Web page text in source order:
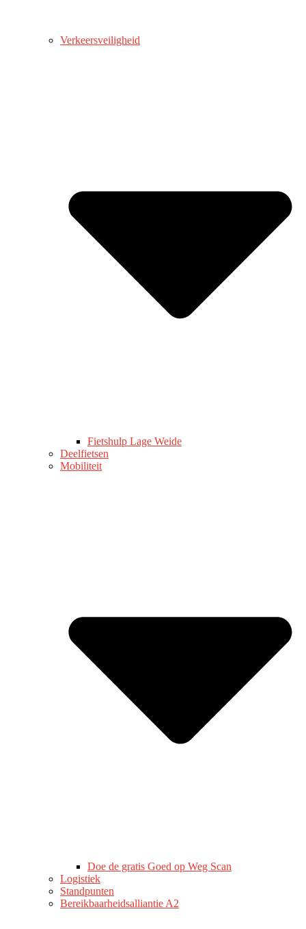
Verkeersveiligheid
Fietshulp Lage Weide
Deelfietsen
Mobiliteit
Doe de gratis Goed op Weg Scan
Logistiek
Standpunten
Bereikbaarheidsalliantie A2